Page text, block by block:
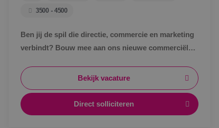
3500 - 4500
Ben jij de spil die directie, commercie en marketing
verbindt? Bouw mee aan ons nieuwe commerciële
BINK.&nbsp;
Bekijk vacature
Direct solliciteren